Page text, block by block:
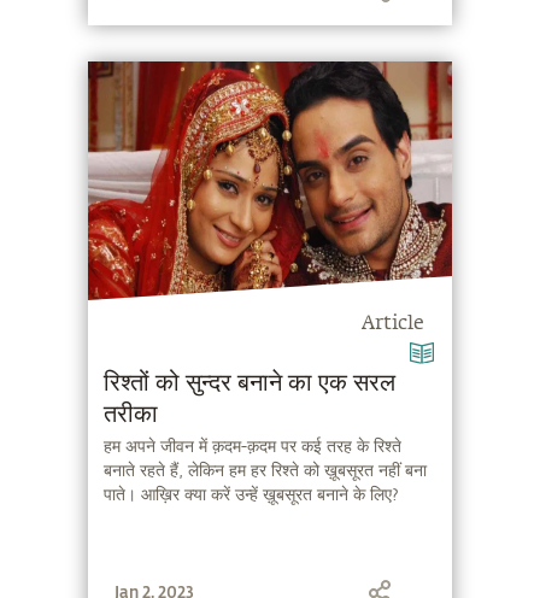
समय आ गया है।
Article
रिश्तों को सुन्दर बनाने का एक सरल
तरीका
हम अपने जीवन में क़दम-क़दम पर कई तरह के रिश्ते
बनाते रहते हैं, लेकिन हम हर रिश्ते को ख़ूबसूरत नहीं बना
पाते। आख़िर क्या करें उन्हें ख़ूबसूरत बनाने के लिए?
Jan 2, 2023